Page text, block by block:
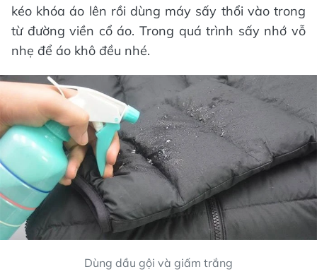
kéo khóa áo lên rồi dùng máy sấy thổi vào trong
từ đường viền cổ áo. Trong quá trình sấy nhớ vỗ
nhẹ để áo khô đều nhé.
Dùng dầu gội và giấm trắng